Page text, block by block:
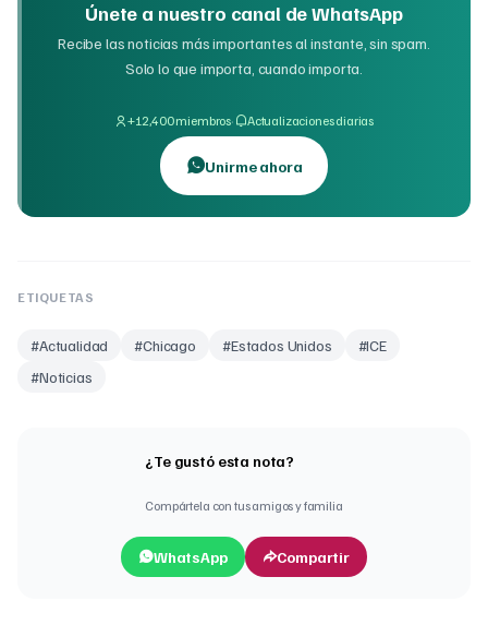
Únete a nuestro canal de WhatsApp
Recibe las noticias más importantes al instante, sin spam.
Solo lo que importa, cuando importa.
+12,400 miembros· Actualizaciones diarias
Unirme ahora
ETIQUETAS
#Actualidad #Chicago #Estados Unidos #ICE
#Noticias
¿Te gustó esta nota?
Compártela con tus amigos y familia
WhatsApp Compartir